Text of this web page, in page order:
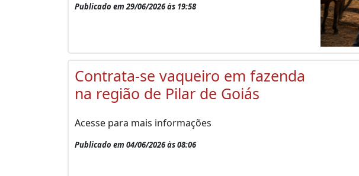
Publicado em 29/06/2026 às 19:58
Contrata-se vaqueiro em fazenda
na região de Pilar de Goiás
Acesse para mais informações
Publicado em 04/06/2026 às 08:06